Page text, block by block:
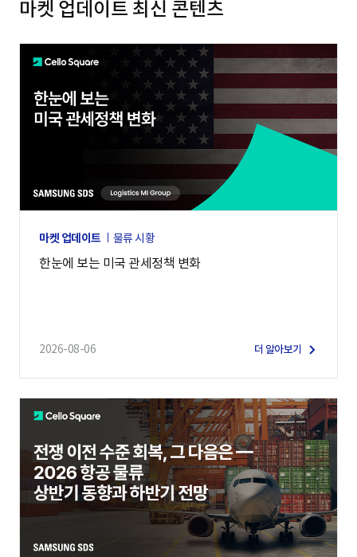
마켓 업데이트 최신 콘텐츠
마켓 업데이트 물류 시황
한눈에 보는 미국 관세정책 변화
2026-08-06 더 알아보기